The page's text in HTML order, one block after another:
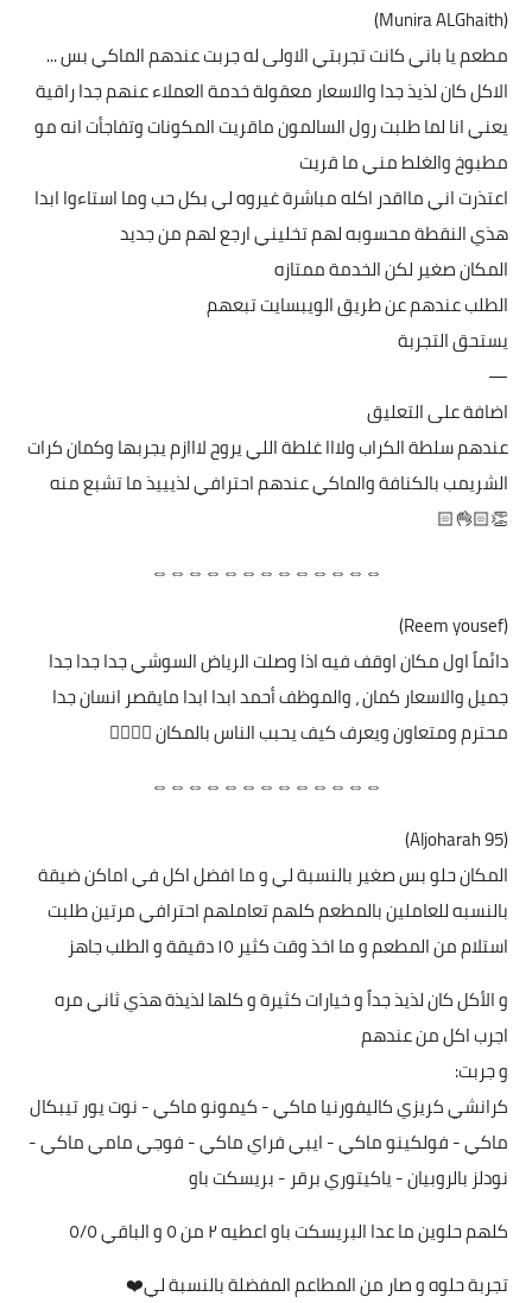
(Munira ALGhaith)
مطعم يا باني كانت تجربتي الاولى له جربت عندهم الماكي بس ...
الاكل كان لذيذ جدا والاسعار معقولة خدمة العملاء عنهم جدا راقية
يعني انا لما طلبت رول السالمون ماقريت المكونات وتفاجأت انه مو
مطبوخ والغلط مني ما قريت
اعتذرت اني مااقدر اكله مباشرة غيروه لي بكل حب وما استاءوا ابدا
هذي النقطة محسوبه لهم تخليني ارجع لهم من جديد
المكان صغير لكن الخدمة ممتازه
الطلب عندهم عن طريق الويبسايت تبعهم
يستحق التجربة
—
اضافة على التعليق
عندهم سلطة الكراب ولااا غلطة اللي يروح لااازم يجربها وكمان كرات
الشريمب بالكنافة والماكي عندهم احترافي لذيييذ ما تشبع منه
👏🏻👌🏻
⇔⇔⇔⇔⇔⇔⇔⇔⇔⇔⇔⇔⇔
(Reem yousef)
دائماً اول مكان اوقف فيه اذا وصلت الرياض السوشي جدا جدا جدا
جميل والاسعار كمان ، والموظف أحمد ابدا ابدا مايقصر انسان جدا
محترم ومتعاون ويعرف كيف يحبب الناس بالمكان 👍🏻👍🏻
⇔⇔⇔⇔⇔⇔⇔⇔⇔⇔⇔⇔⇔
(Aljoharah 95)
المكان حلو بس صغير بالنسبة لي و ما افضل اكل في اماكن ضيقة
بالنسبه للعاملين بالمطعم كلهم تعاملهم احترافي مرتين طلبت
استلام من المطعم و ما اخذ وقت كثير ١٥ دقيقة و الطلب جاهز
و الأكل كان لذيذ جداً و خيارات كثيرة و كلها لذيذة هذي ثاني مره
اجرب اكل من عندهم
و جربت:
كرانشي كريزي كاليفورنيا ماكي - كيمونو ماكي - نوت يور تيبكال
ماكي - فولكينو ماكي - ايبي فراي ماكي - فوجي مامي ماكي -
نودلز بالروبيان - ياكيتوري برقر - بريسكت باو
كلهم حلوين ما عدا البريسكت باو اعطيه ٢ من ٥ و الباقي ٥/٥
تجربة حلوه و صار من المطاعم المفضلة بالنسبة لي❤️